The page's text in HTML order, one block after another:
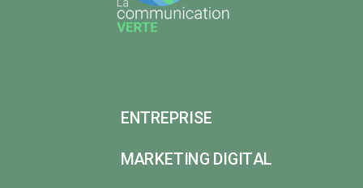
ENTREPRISE
MARKETING DIGITAL